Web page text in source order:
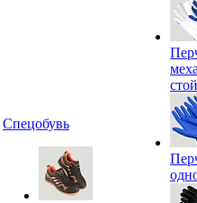
Спецобувь